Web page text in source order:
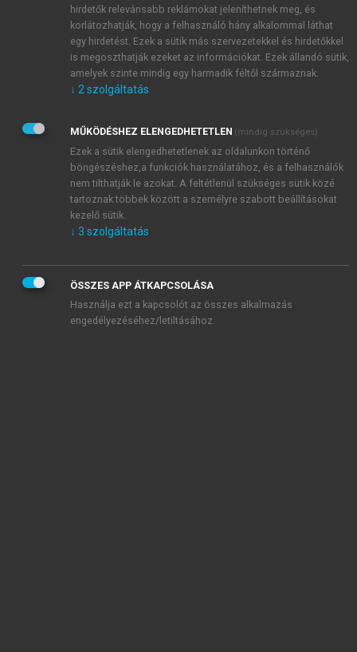
JELSZÓ ÚJRA
Kérek értesítést a MeRSZ újdonságairól, akcióiról.
Kérek értesítést az Akadémiai Kiadó Zrt. újdonságairól,
Adatkezelési tájékoztatóbanfoglaltakat tudomásul
veszem és elfogadom.
Általános vásárlási feltételeket, valamint a szotar.netés a
mersz.huoldalak licencszerződéseiben foglaltakat
tudomásul veszem és elfogadom.
KIPRÓBÁLOM
hirdetők relevánsabb reklámokat jeleníthetnek meg, és
korlátozhatják, hogy a felhasználó hány alkalommal láthat
egy hirdetést. Ezek a sütik más szervezetekkel és hirdetőkkel
is megoszthatják ezeket az információkat. Ezek állandó sütik,
amelyek szinte mindig egy harmadik féltől származnak.
↓ 2 szolgáltatás
MŰKÖDÉSHEZ ELENGEDHETETLEN (mindig szükséges)
Ezek a sütik elengedhetetlenek az oldalunkon történő
böngészéshez,a funkciók használatához, és a felhasználók
nem tilthatják le azokat. A feltétlenül szükséges sütik közé
tartoznak többek között a személyre szabott beállításokat
kezelő sütik.
↓ 3 szolgáltatás
ÖSSZES APP ÁTKAPCSOLÁSA
Használja ezt a kapcsolót az összes alkalmazás
engedélyezéséhez/letiltásához.